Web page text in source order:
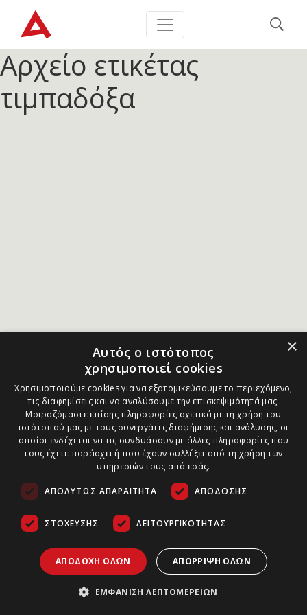
Αρχείο ετικέτας
τιμπαδόξα
×
Αυτός ο ιστότοπος
χρησιμοποιεί cookies
Χρησιμοποιούμε cookies για να εξατομικεύσουμε το περιεχόμενο,
τις διαφημίσεις και να αναλύσουμε την επισκεψιμότητά μας.
Μοιραζόμαστε επίσης πληροφορίες σχετικά με τη χρήση του
ιστότοπού μας με τους συνεργάτες διαφήμισης και ανάλυσης, οι
οποίοι ενδέχεται να τις συνδυάσουν με άλλες πληροφορίες που
τους έχετε παράσχει ή που έχουν συλλέξει από τη χρήση των
υπηρεσιών τους από εσάς.
ΑΠΟΛΎΤΩΣ ΑΠΑΡΑΊΤΗΤΑ ΑΠΌΔΟΣΗΣ
ΣΤΌΧΕΥΣΗΣ ΛΕΙΤΟΥΡΓΙΚΌΤΗΤΑΣ
ΑΠΟΔΟΧΉ ΌΛΩΝ ΑΠΌΡΡΙΨΗ ΌΛΩΝ
ΕΜΦΆΝΙΣΗ ΛΕΠΤΟΜΕΡΕΙΏΝ